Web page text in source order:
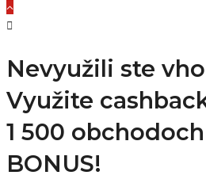
Nevyužili ste
Využite
1 500
BONUS!